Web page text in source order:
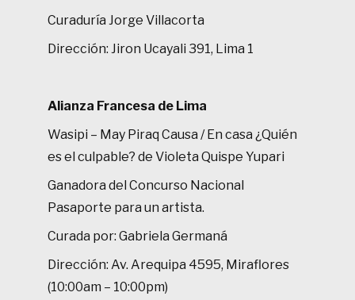
Curaduría Jorge Villacorta
Dirección: Jiron Ucayali 391, Lima 1
Alianza Francesa de Lima
Wasipi – May Piraq Causa / En casa ¿Quién
es el culpable? de Violeta Quispe Yupari
Ganadora del Concurso Nacional
Pasaporte para un artista.
Curada por: Gabriela Germaná
Dirección: Av. Arequipa 4595, Miraflores
(10:00am – 10:00pm)